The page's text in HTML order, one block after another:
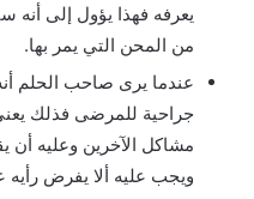
يعرفه فهذا يؤول إلى
من المحن التي يمر بها.
عندما يرى صاحب الحلم
جراحية للمرضى فذلك
مشاكل الآخرين وعليه أن
ويجب عليه ألا يفرض رأيه